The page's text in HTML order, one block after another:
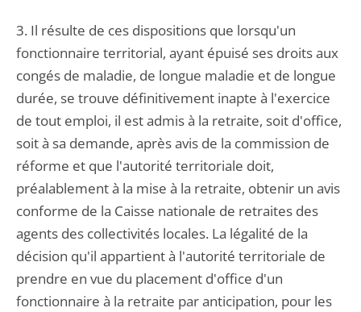
3. Il résulte de ces dispositions que lorsqu'un
fonctionnaire territorial, ayant épuisé ses droits aux
congés de maladie, de longue maladie et de longue
durée, se trouve définitivement inapte à l'exercice
de tout emploi, il est admis à la retraite, soit d'office,
soit à sa demande, après avis de la commission de
réforme et que l'autorité territoriale doit,
préalablement à la mise à la retraite, obtenir un avis
conforme de la Caisse nationale de retraites des
agents des collectivités locales. La légalité de la
décision qu'il appartient à l'autorité territoriale de
prendre en vue du placement d'office d'un
fonctionnaire à la retraite par anticipation, pour les